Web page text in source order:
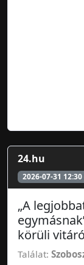
24.hu
2026-07-31
„A
körüli
Találat: